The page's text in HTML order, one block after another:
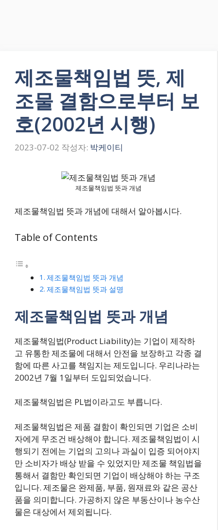
제조물책임법 뜻, 제
조물 결함으로부터 보
호(2002년 시행)
2023-07-02 작성자: 박케이티
제조물책임법 뜻과 개념
제조물책임법 뜻과 개념에 대해서 알아봅시다.
Table of Contents
제조물책임법 뜻과 개념
제조물책임법 뜻과 설명
제조물책임법 뜻과 개념
제조물책임법(Product Liability)는 기업이 제작하
고 유통한 제조물에 대해서 안전을 보장하고 각종 결
함에 따른 사고를 책임지는 제도입니다. 우리나라는
2002년 7월 1일부터 도입되었습니다.
제조물책임법은 PL법이라고도 부릅니다.
제조물책임법은 제품 결함이 확인되면 기업은 소비
자에게 무조건 배상해야 합니다. 제조물책임법이 시
행되기 전에는 기업의 고의나 과실이 입증 되어야지
만 소비자가 배상 받을 수 있었지만 제조물 책임법을
통해서 결함만 확인되면 기업이 배상해야 하는 구조
입니다. 제조물은 완제품, 부품, 원재료와 같은 공산
품을 의미합니다. 가공하지 않은 부동산이나 농수산
물은 대상에서 제외됩니다.